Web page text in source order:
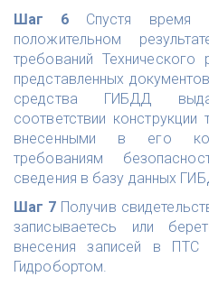
Шаг 6Спустя время
положительном
требований Технического
представленных
средства ГИБДД
соответствии
внесенными в его
требованиям
сведения в базу данных
Шаг 7Получив
записываетесь или
внесения записей в
Гидробортом.